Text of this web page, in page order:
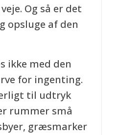
Og så er det
opsluge af den
ikke med den
for ingenting.
til udtryk
rummer små
græsmarker